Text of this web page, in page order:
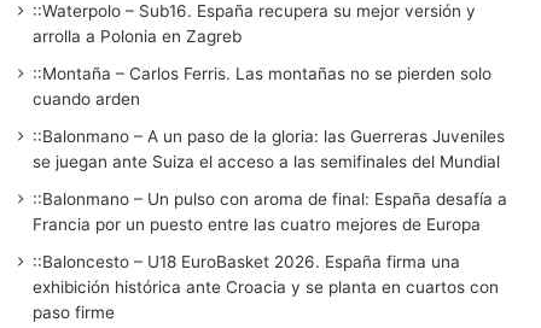
::Waterpolo – Sub16. España recupera su mejor versión y
arrolla a Polonia en Zagreb
::Montaña – Carlos Ferris. Las montañas no se pierden solo
cuando arden
::Balonmano – A un paso de la gloria: las Guerreras Juveniles
se juegan ante Suiza el acceso a las semifinales del Mundial
::Balonmano – Un pulso con aroma de final: España desafía a
Francia por un puesto entre las cuatro mejores de Europa
::Baloncesto – U18 EuroBasket 2026. España firma una
exhibición histórica ante Croacia y se planta en cuartos con
paso firme